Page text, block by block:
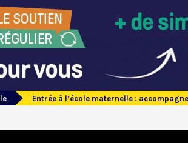
Entrée à l’école maternelle :